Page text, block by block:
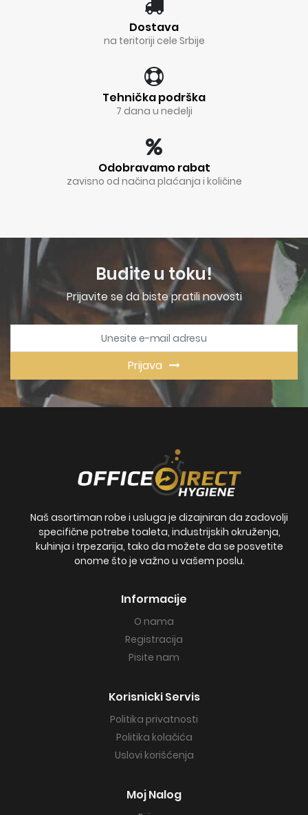
Dostava
na teritoriji cele Srbije
Tehnička podrška
7 dana u nedelji
Odobravamo rabat
zavisno od načina plaćanja i količine
Budite u toku!
Prijavite se da biste pratili novosti
Prijava
Naš asortiman robe i usluga je dizajniran da zadovolji
specifične potrebe toaleta, industrijskih okruženja,
kuhinja i trpezarija, tako da možete da se posvetite
onome što je važno u vašem poslu.
Informacije
O nama
Registracija
Pisite nam
Korisnicki Servis
Politika privatnosti
Politika kolačića
Uslovi korišćenja
Moj Nalog